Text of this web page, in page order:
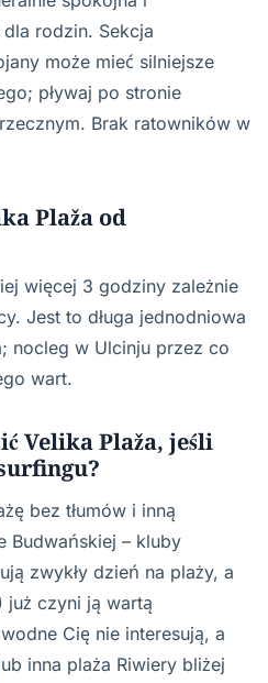
rodzin. Sekcja
może mieć silniejsze
pływaj po stronie
Brak ratowników w
Plaža od
więcej 3 godziny zależnie
Jest to długa jednodniowa
nocleg w Ulcinju przez co
wart.
Velika Plaža, jeśli
bez tłumów i inną
Budwańskiej – kluby
zwykły dzień na plaży, a
już czyni ją wartą
Cię nie interesują, a
inna plaża Riwiery bliżej